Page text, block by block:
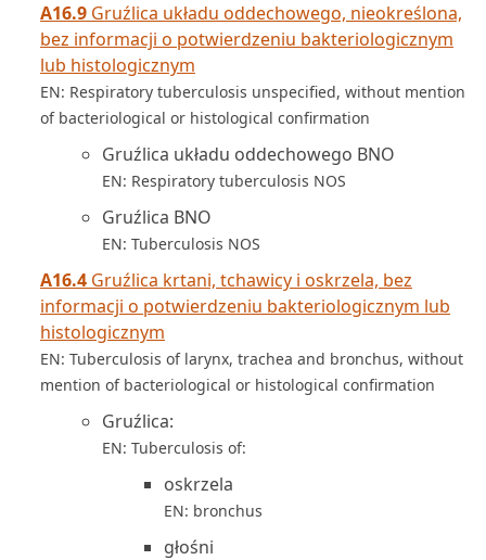
A16.9 Gruźlica układu oddechowego, nieokreślona,
bez informacji o potwierdzeniu bakteriologicznym
lub histologicznym
EN: Respiratory tuberculosis unspecified, without mention
of bacteriological or histological confirmation
Gruźlica układu oddechowego BNO
EN: Respiratory tuberculosis NOS
Gruźlica BNO
EN: Tuberculosis NOS
A16.4 Gruźlica krtani, tchawicy i oskrzela, bez
informacji o potwierdzeniu bakteriologicznym lub
histologicznym
EN: Tuberculosis of larynx, trachea and bronchus, without
mention of bacteriological or histological confirmation
Gruźlica:
EN: Tuberculosis of:
oskrzela
EN: bronchus
głośni